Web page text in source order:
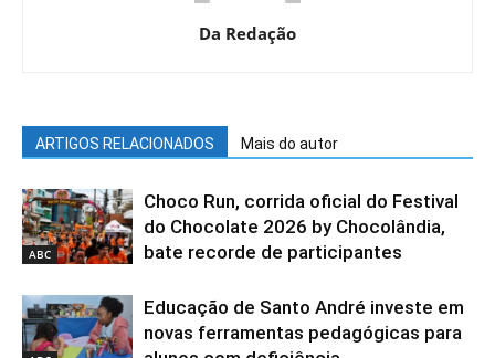
Da Redação
ARTIGOS RELACIONADOS Mais do autor
ABC
Choco Run, corrida oficial do Festival
do Chocolate 2026 by Chocolândia,
bate recorde de participantes
Educação de Santo André investe em
novas ferramentas pedagógicas para